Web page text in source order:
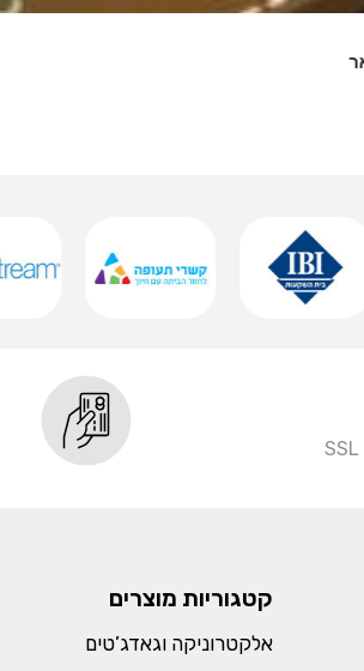
קטגוריות מוצרים
אלקטרוניקה וגאדג’טים